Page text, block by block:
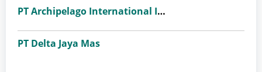
PT Archipelago International Indonesia (favehotels)
PT Delta Jaya Mas